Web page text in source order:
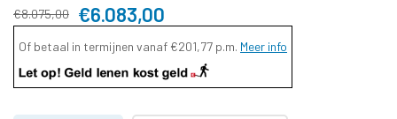
€8.075,00 €6.083,00
Of betaal in termijnen vanaf €201,77 p.m. Meer info